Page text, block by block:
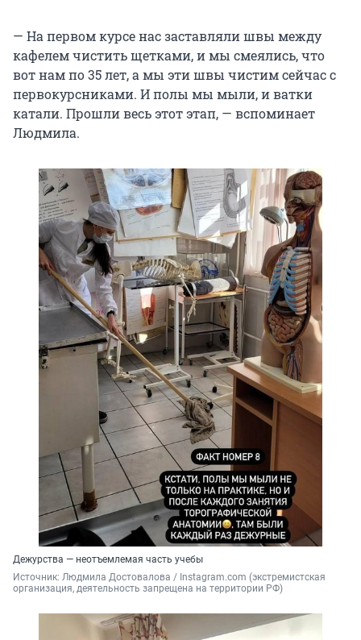
— На первом курсе нас заставляли швы между
кафелем чистить щетками, и мы смеялись, что
вот нам по 35 лет, а мы эти швы чистим сейчас с
первокурсниками. И полы мы мыли, и ватки
катали. Прошли весь этот этап, — вспоминает
Людмила.
Дежурства — неотъемлемая часть учебы
Источник: Людмила Достовалова / Instagram.com (экстремистская
организация, деятельность запрещена на территории РФ)